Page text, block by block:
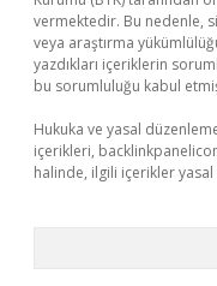
vermektedir. Bu nedenle,
veya araştırma
yazdıkları içeriklerin
bu sorumluluğu kabul
Hukuka ve yasal
içerikleri,
halinde, ilgili içerikler yasal